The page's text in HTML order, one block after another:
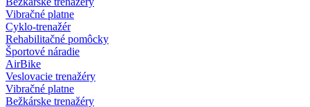
Vibračné platne
Cyklo-trenažér
Rehabilitačné pomôcky
Športové náradie
AirBike
Veslovacie trenažéry
Vibračné platne
Bežkárske trenažéry